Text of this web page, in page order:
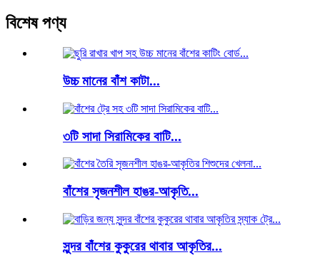
বিশেষ পণ্য
উচ্চ মানের বাঁশ কাটা...
৩টি সাদা সিরামিকের বাটি...
বাঁশের সৃজনশীল হাঙর-আকৃতি...
সুন্দর বাঁশের কুকুরের থাবার আকৃতির...